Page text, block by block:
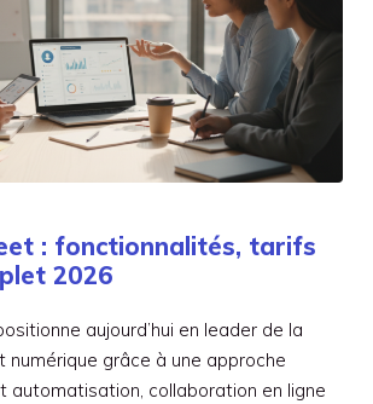
: fonctionnalités, tarifs
2026
aujourd’hui en leader de la
numérique grâce à une approche
automatisation, collaboration en ligne